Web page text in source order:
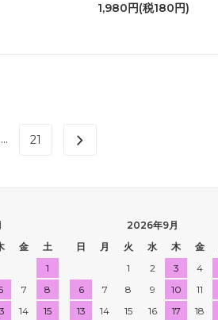
1,980円(税180円)
... 21
金
土
1
7
8
14
15
2026年9月
日
月 火 水 木 金
1
2 3 4
6
7 8 9 10 11
13
14 15 16 17 18